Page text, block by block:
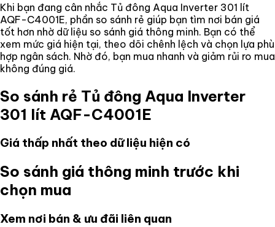
Khi bạn đang cân nhắc Tủ đông Aqua Inverter 301 lít
AQF-C4001E, phần so sánh rẻ giúp bạn tìm nơi bán giá
tốt hơn nhờ dữ liệu so sánh giá thông minh. Bạn có thể
xem mức giá hiện tại, theo dõi chênh lệch và chọn lựa phù
hợp ngân sách. Nhờ đó, bạn mua nhanh và giảm rủi ro mua
không đúng giá.
So sánh rẻ Tủ đông Aqua Inverter
301 lít AQF-C4001E
Giá thấp nhất theo dữ liệu hiện có
So sánh giá thông minh trước khi
chọn mua
Xem nơi bán & ưu đãi liên quan